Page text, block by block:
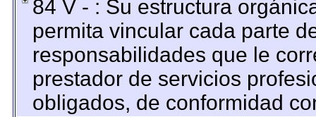
84 V - : Su estructura
permita vincular cada parte
responsabilidades que le
prestador de servicios
obligados, de conformidad